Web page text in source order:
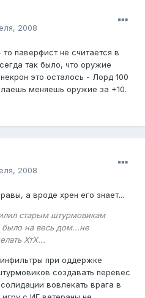
2008
паверфист не считается в
так было, что оружие
это осталось - Лорд 100
меняешь оружие за +10.
2008
а вроде хрен его знает...
старым штурмовикам
было на весь дом...не
ХтХ...
при оддержке
создавать перевес
вовлекать врага в